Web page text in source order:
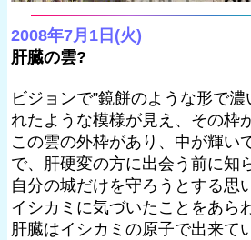
2008年7月1日(火)
肝臓の雲?
ビジョンで”鏡餅のような形で
れたような模様が見え、その枠
この雲の外枠があり、中が輝い
で、肝硬変の方に出会う前に知
自分の城だけを守ろうとする思
イシカミに気づいたことをあら
肝臓はイシカミの原子で出来て